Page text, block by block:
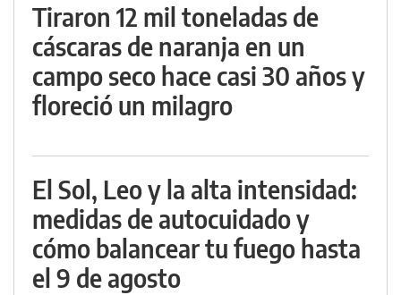
Tiraron 12 mil toneladas de
cáscaras de naranja en un
campo seco hace casi 30 años y
floreció un milagro
El Sol, Leo y la alta intensidad:
medidas de autocuidado y
cómo balancear tu fuego hasta
el 9 de agosto